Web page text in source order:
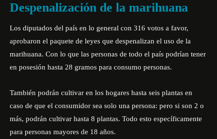
Despenalización de la marihuana
Los diputados del país en lo general con 316 votos a favor,
aprobaron el paquete de leyes que despenalizan el uso de la
marihuana. Con lo que las personas de todo el país podrían tener
en posesión hasta 28 gramos para consumo personas.
También podrán cultivar en los hogares hasta seis plantas en
caso de que el consumidor sea solo una persona: pero si son 2 o
más, podrán cultivar hasta 8 plantas. Todo esto específicamente
para personas mayores de 18 años.